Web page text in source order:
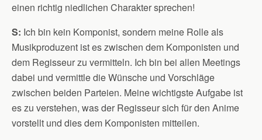
einen richtig niedlichen Charakter sprechen!
S: Ich bin kein Komponist, sondern meine Rolle als
Musikproduzent ist es zwischen dem Komponisten und
dem Regisseur zu vermitteln. Ich bin bei allen Meetings
dabei und vermittle die Wünsche und Vorschläge
zwischen beiden Parteien. Meine wichtigste Aufgabe ist
es zu verstehen, was der Regisseur sich für den Anime
vorstellt und dies dem Komponisten mitteilen.